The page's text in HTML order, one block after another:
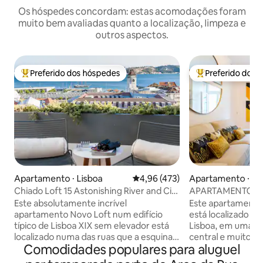
Os hóspedes concordam: estas acomodações foram
muito bem avaliadas quanto a localização, limpeza e
outros aspectos.
Entre os melhores preferidos dos hóspedes
Preferido dos hóspedes
Apartamento ⋅ Lisboa 4,96 de uma avaliação média de
4,96 (473)
Chiado Loft 15 Astonishing River and City
Views
Este absolutamente incrível
apartamento Novo Loft num edifício
típico de Lisboa XIX sem elevador está
localizado numa das ruas que a esquina
com a Rua da Bica oferece um ambiente
muito caloroso e convidativo, com vistas
Entre os
Preferido dos
Apartamento ⋅
APARTAMENTO
- CORAÇÃO DA
Este
está localizado
Lisboa, em uma
central e muito
decoração é
pinturas na sala
Comodidades populares para aluguel